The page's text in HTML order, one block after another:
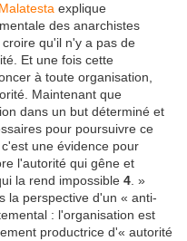
Malatesta explique
des anarchistes
qu'il n'y a pas de
Et une fois cette
à toute organisation,
Maintenant que
dans un but déterminé et
pour poursuivre ce
une évidence pour
l'autorité qui gêne et
la rend impossible 4 . »
la perspective d'un « anti-
: l'organisation est
productrice d'« autorité